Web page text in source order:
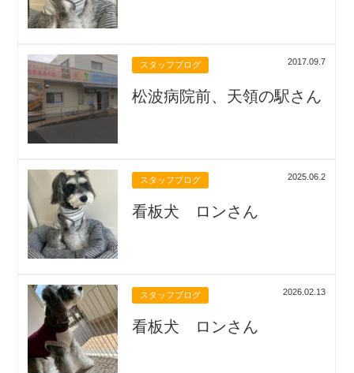
スタッフブログ 2017.09.7
松波病院前、天領の駅さん
スタッフブログ 2025.06.2
看板犬 ロンさん
スタッフブログ 2026.02.13
看板犬 ロンさん